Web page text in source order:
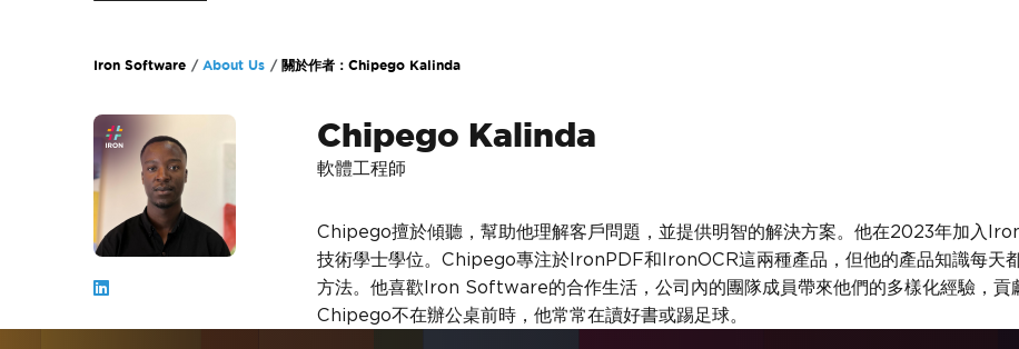
Iron Software About Us 關於作者：Chipego Kalinda
Chipego Kalinda
軟體工程師
Chipego擅於傾聽，幫助他理解客戶問題，並提供明智的解決方案。他在2023年加入
技術學士學位。Chipego專注於IronPDF和IronOCR這兩種產品，但他的產品知識每天
方法。他喜歡Iron Software的合作生活，公司內的團隊成員帶來他們的多樣化經驗，貢
Chipego不在辦公桌前時，他常常在讀好書或踢足球。